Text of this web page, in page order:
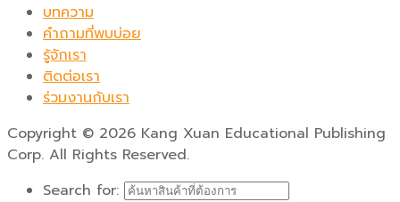
บทความ
คำถามที่พบบ่อย
รู้จักเรา
ติดต่อเรา
ร่วมงานกับเรา
Copyright © 2026 Kang Xuan Educational Publishing
Corp. All Rights Reserved.
Search for: